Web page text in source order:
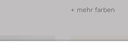
+ mehr farben